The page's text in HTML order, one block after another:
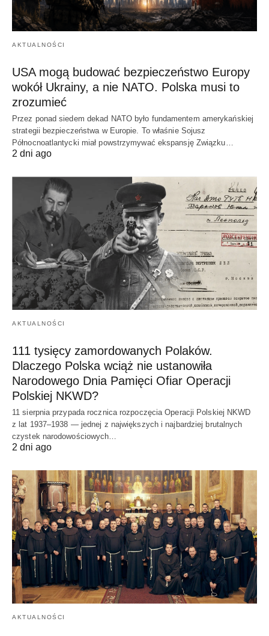
AKTUALNOŚCI
USA mogą budować bezpieczeństwo Europy
wokół Ukrainy, a nie NATO. Polska musi to
zrozumieć
Przez ponad siedem dekad NATO było fundamentem amerykańskiej
strategii bezpieczeństwa w Europie. To właśnie Sojusz
Północnoatlantycki miał powstrzymywać ekspansję Związku…
2 dni ago
AKTUALNOŚCI
111 tysięcy zamordowanych Polaków.
Dlaczego Polska wciąż nie ustanowiła
Narodowego Dnia Pamięci Ofiar Operacji
Polskiej NKWD?
11 sierpnia przypada rocznica rozpoczęcia Operacji Polskiej NKWD
z lat 1937–1938 — jednej z największych i najbardziej brutalnych
czystek narodowościowych…
2 dni ago
AKTUALNOŚCI